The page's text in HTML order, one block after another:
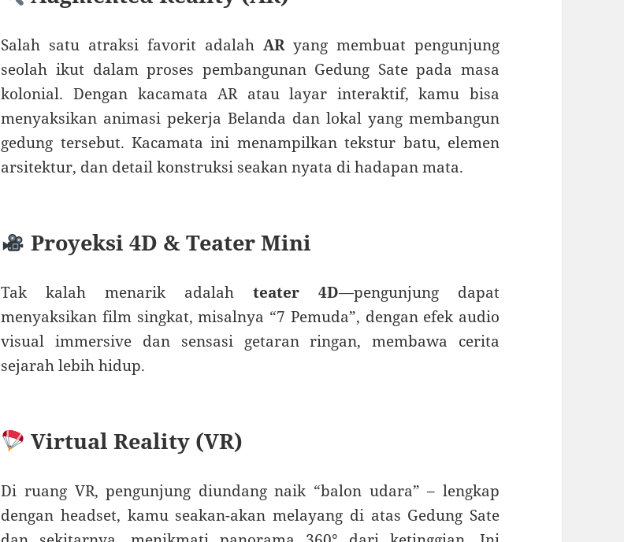
Salah satu atraksi favorit adalahARyang membuat pengunjung
seolah ikut dalam proses pembangunan Gedung Sate pada masa
kolonial. Dengan kacamata AR atau layar interaktif, kamu bisa
menyaksikan animasi pekerja Belanda dan lokal yang membangun
gedung tersebut. Kacamata ini menampilkan tekstur batu, elemen
arsitektur, dan detail konstruksi seakan nyata di hadapan mata.
Proyeksi 4D & Teater Mini
Tak kalah menarik adalahteater 4D—pengunjung dapat
menyaksikan film singkat, misalnya “7 Pemuda”, dengan efek audio
visual immersive dan sensasi getaran ringan, membawa cerita
sejarah lebih hidup.
Virtual Reality (VR)
Di ruang VR, pengunjung diundang naik “balon udara” – lengkap
dengan headset, kamu seakan-akan melayang di atas Gedung Sate